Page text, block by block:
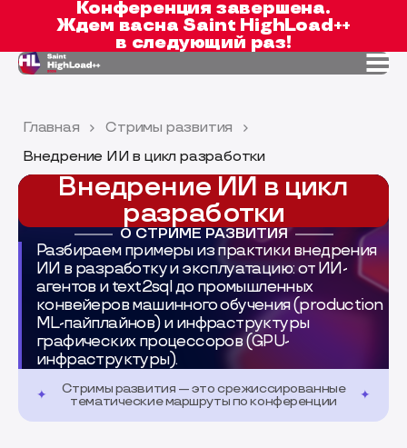
Конференция завершена.
Ждем васна Saint HighLoad++
в следующий раз!
Главная
Стримы развития
Внедрение ИИ в цикл разработки
Внедрение ИИ в цикл
разработки
О СТРИМЕ РАЗВИТИЯ
Разбираем примеры из практики внедрения
ИИ в разработку и эксплуатацию: от ИИ-
агентов и text2sql до промышленных
конвейеров машинного обучения (production
ML-пайплайнов) и инфраструктуры
графических процессоров (GPU-
инфраструктуры).
Стримы развития — это срежиссированные
тематические маршруты по конференции